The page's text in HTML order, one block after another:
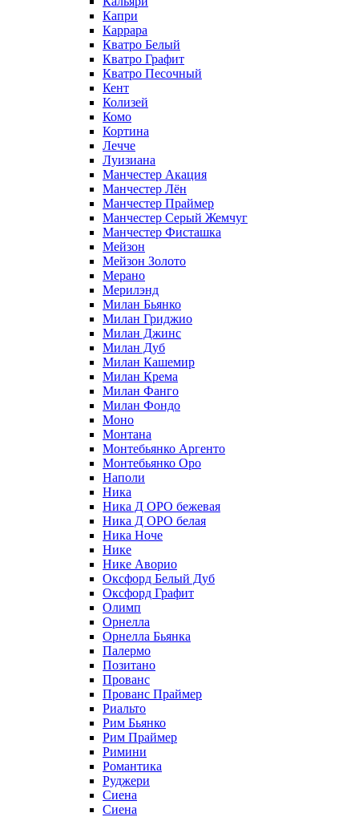
Капри
Каррара
Кватро Белый
Кватро Графит
Кватро Песочный
Кент
Колизей
Комо
Кортина
Лечче
Луизиана
Манчестер Акация
Манчестер Лён
Манчестер Праймер
Манчестер Серый Жемчуг
Манчестер Фисташка
Мейзон
Мейзон Золото
Мерано
Мерилэнд
Милан Бьянко
Милан Гриджио
Милан Джинс
Милан Дуб
Милан Кашемир
Милан Крема
Милан Фанго
Милан Фондо
Моно
Монтана
Монтебьянко Аргенто
Монтебьянко Оро
Наполи
Ника
Ника Д ОРО бежевая
Ника Д ОРО белая
Ника Ноче
Нике
Нике Аворио
Оксфорд Белый Дуб
Оксфорд Графит
Олимп
Орнелла
Орнелла Бьянка
Палермо
Позитано
Прованс
Прованс Праймер
Риальто
Рим Бьянко
Рим Праймер
Римини
Романтика
Руджери
Сиена
Сиена